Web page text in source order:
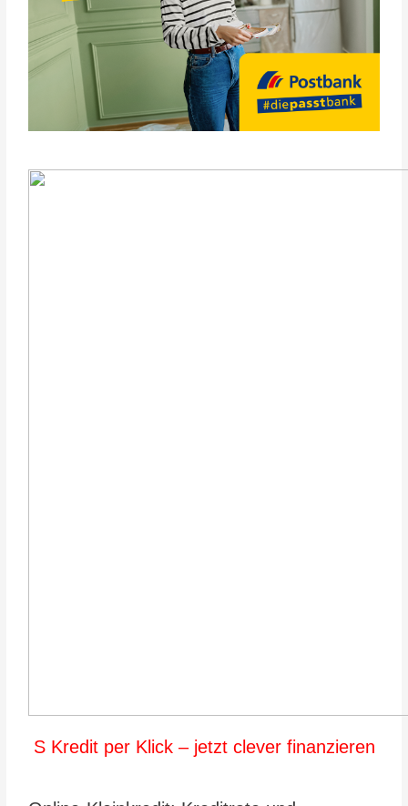
S Kredit per Klick – jetzt clever finanzieren